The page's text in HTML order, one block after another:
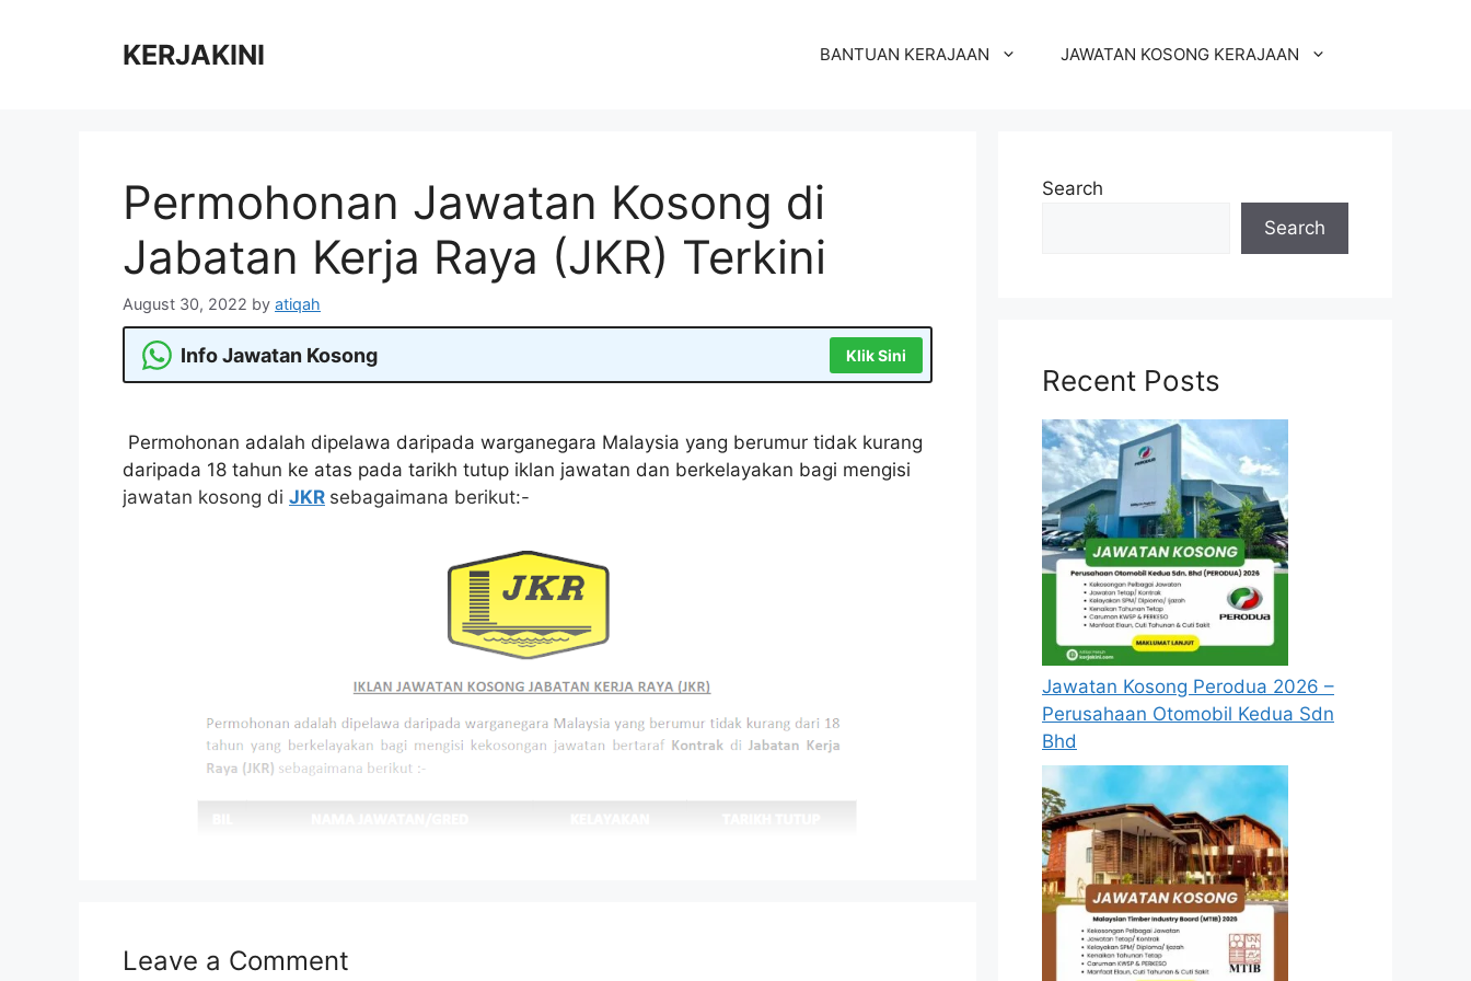
KERJAKINI BANTUAN KERAJAAN JAWATAN KOSONG KERAJAAN
Permohonan Jawatan Kosong di
Jabatan Kerja Raya (JKR) Terkini
August 30, 2022 by atiqah
Info Jawatan Kosong Klik Sini
Permohonan adalah dipelawa daripada warganegara Malaysia yang berumur tidak kurang
daripada 18 tahun ke atas pada tarikh tutup iklan jawatan dan berkelayakan bagi mengisi
jawatan kosong di JKR sebagaimana berikut:-
Isi Kandungan
Leave a Comment
Search
Search
Recent Posts
Jawatan Kosong Perodua 2026 –
Perusahaan Otomobil Kedua Sdn
Bhd